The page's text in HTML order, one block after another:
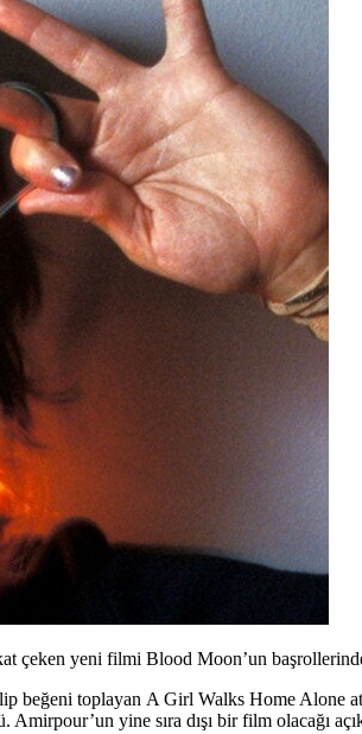
çeken yeni filmi Blood Moon’un
beğeni toplayan A Girl Walks Home Alone
yine sıra dışı bir film olacağı